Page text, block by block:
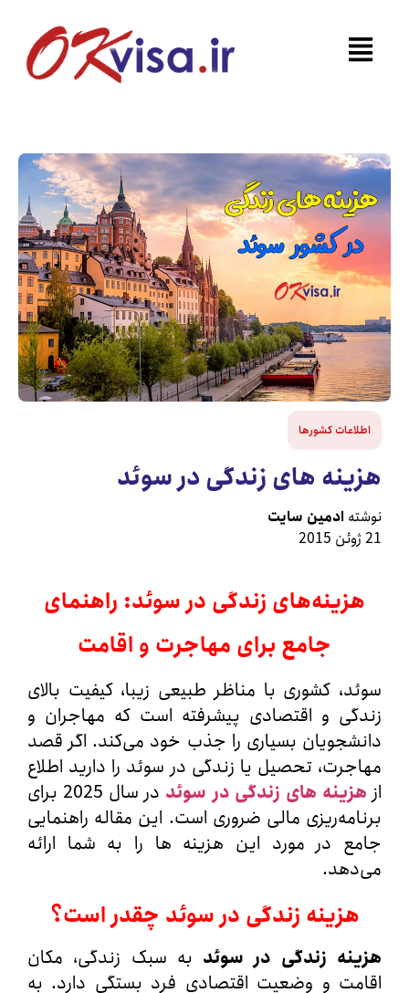
کشورها
های زندگی در سوئد
ادمین سایت
زندگی در سوئد: راهنمای
جامع برای مهاجرت و اقامت
کشوری با مناظر طبیعی زیبا، کیفیت بالای
و اقتصادی پیشرفته است که مهاجران و
بسیاری را جذب خود می‌کند. اگر قصد
تحصیل یا زندگی در سوئد را دارید اطلاع
های زندگی در سوئد در سال 2025
برای
مالی ضروری است. این مقاله راهنمایی
در مورد این هزینه‌ ها را به شما ارائه
زندگی در سوئد چقدر است؟
زندگی در سوئد به سبک زندگی، مکان
و وضعیت اقتصادی فرد بستگی دارد. به‌